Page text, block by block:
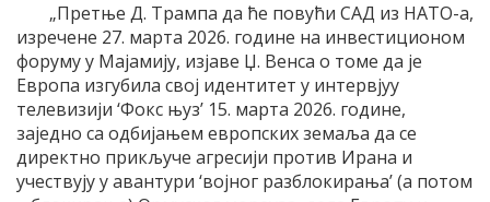
„Претње Д. Трампа да ће повући САД из НАТО-а,
изречене 27. марта 2026. године на инвестиционом
форуму у Мајамију, изјаве Џ. Венса о томе да је
Европа изгубила свој идентитет у интервјуу
телевизији ‘Фокс њуз’ 15. марта 2026. године,
заједно са одбијањем европских земаља да се
директно прикључе агресији против Ирана и
учествују у авантури ‘војног разблокирања’ (а потом